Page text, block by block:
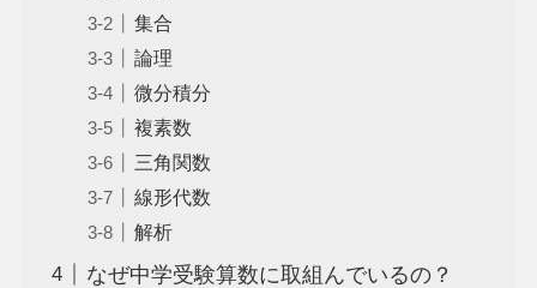
集合
論理
微分積分
複素数
三角関数
線形代数
解析
なぜ中学受験算数に取組んでいるの？